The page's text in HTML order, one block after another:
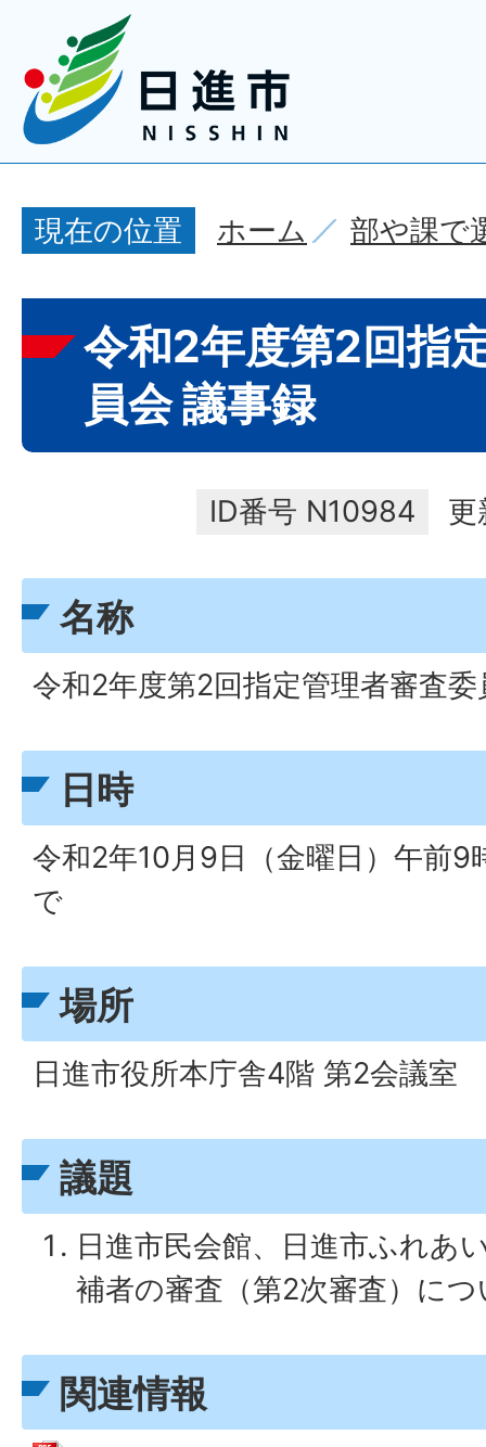
現在の位置 ホーム 部や課で
令和2年度第2回指
員会 議事録
ID番号 N10984 更
名称
令和2年度第2回指定管理者審査委
日時
令和2年10月9日（金曜日）午前9
で
場所
日進市役所本庁舎4階 第2会議室
議題
日進市民会館、日進市ふれあ
補者の審査（第2次審査）に
関連情報